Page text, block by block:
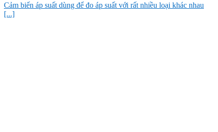
Cảm biến áp suất dùng để đo áp suất với rất nhiều loại khác nhau
[...]